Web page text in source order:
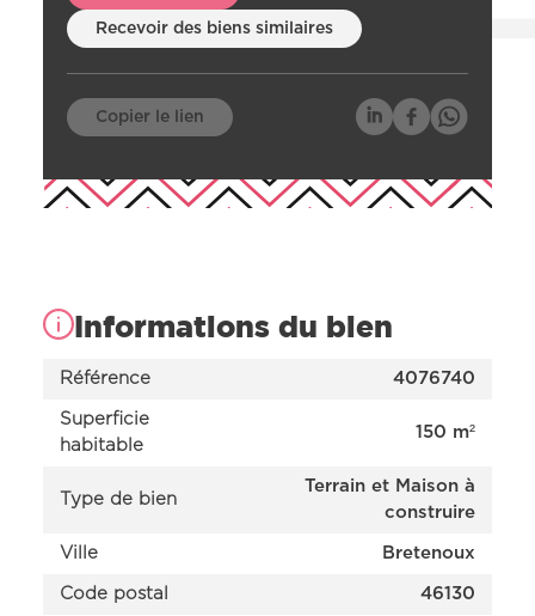
Recevoir des biens similaires
Copier le lien
Informations du bien
Référence 4076740
Superficie
habitable
150 m²
Type de bien
Terrain et Maison à
construire
Ville Bretenoux
Code postal 46130